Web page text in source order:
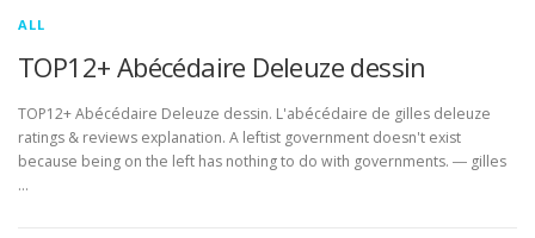
ALL
TOP12+ Abécédaire Deleuze dessin
TOP12+ Abécédaire Deleuze dessin. L'abécédaire de gilles deleuze
ratings & reviews explanation. A leftist government doesn't exist
because being on the left has nothing to do with governments. ― gilles
…